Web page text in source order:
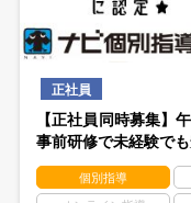
正社員
【正社員同時募集】
事前研修で未経験で
個別指導